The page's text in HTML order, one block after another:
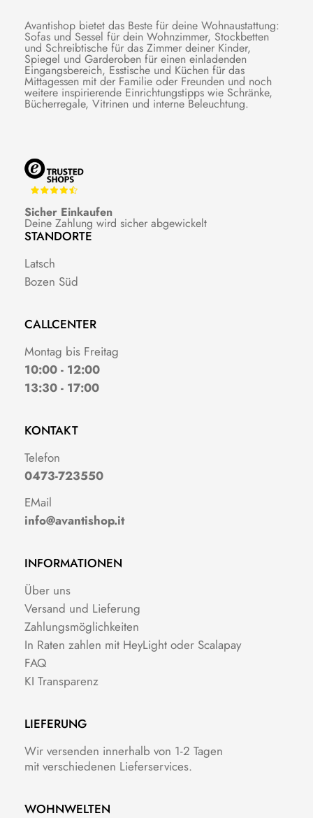
Avantishop bietet das Beste für deine Wohnaustattung:
Sofas und Sessel für dein Wohnzimmer, Stockbetten
und Schreibtische für das Zimmer deiner Kinder,
Spiegel und Garderoben für einen einladenden
Eingangsbereich, Esstische und Küchen für das
Mittagessen mit der Familie oder Freunden und noch
weitere inspirierende Einrichtungstipps wie Schränke,
Bücherregale, Vitrinen und interne Beleuchtung.
Sicher Einkaufen
Deine Zahlung wird sicher abgewickelt
STANDORTE
Latsch
Bozen Süd
CALLCENTER
Montag bis Freitag
10:00 - 12:00
13:30 - 17:00
KONTAKT
Telefon
0473-723550
EMail
info@avantishop.it
INFORMATIONEN
Über uns
Versand und Lieferung
Zahlungsmöglichkeiten
In Raten zahlen mit HeyLight oder Scalapay
FAQ
KI Transparenz
LIEFERUNG
Wir versenden innerhalb von 1-2 Tagen
mit verschiedenen Lieferservices.
WOHNWELTEN